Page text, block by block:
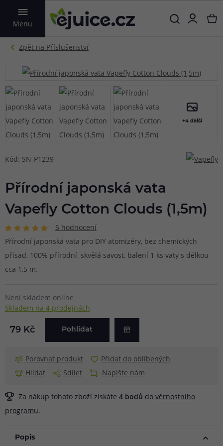
Menu
VYHLEDAT
+4 další
Kód: SN-P1239
Přírodní japonská vata
Vapefly Cotton Clouds (1,5m)
5 hodnocení
Přírodní japonská vata pro DIY atomizéry, bez chemických
přísad, 100% přírodní, skvělá savost, balení 1 ks vaty s délkou
cca 1,5 m.
Není skladem online
Skladem na 4 prodejnách
79 Kč Pohlídat
Porovnat produkt
Přidat do oblíbených
Hlídat
Sdílet Napište nám
Za nákup tohoto zboží získáte 4 bodů do věrnostního
programu.
Popis